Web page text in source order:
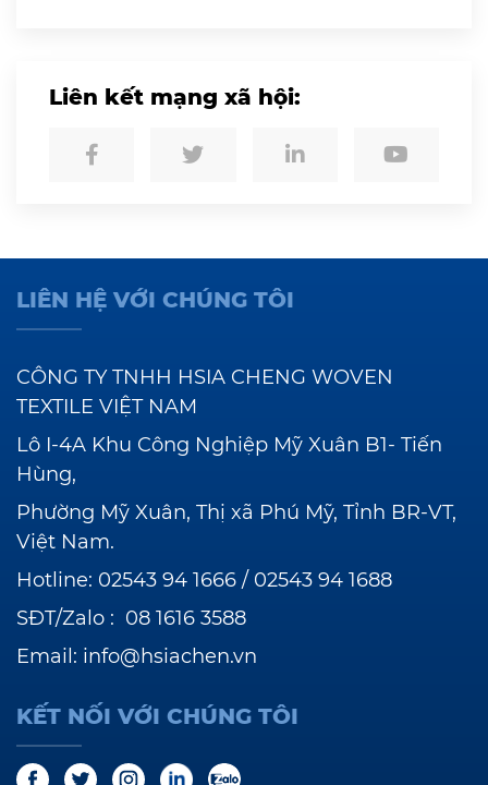
Liên kết mạng xã hội:
LIÊN HỆ VỚI CHÚNG TÔI
CÔNG TY TNHH HSIA CHENG WOVEN
TEXTILE VIỆT NAM
Lô I-4A Khu Công Nghiệp Mỹ Xuân B1- Tiến
Hùng,
Phường Mỹ Xuân, Thị xã Phú Mỹ, Tỉnh BR-VT,
Việt Nam.
Hotline: 02543 94 1666 / 02543 94 1688
SĐT/Zalo : 08 1616 3588
Email: info@hsiachen.vn
KẾT NỐI VỚI CHÚNG TÔI